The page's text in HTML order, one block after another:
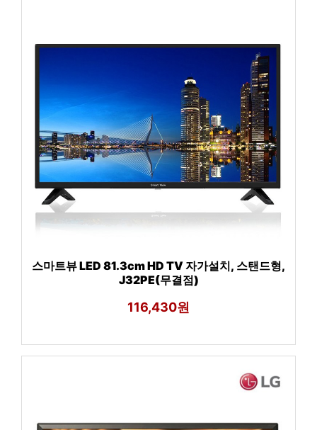
스마트뷰 LED 81.3cm HD TV 자가설치, 스탠드형,
J32PE(무결점)
116,430원